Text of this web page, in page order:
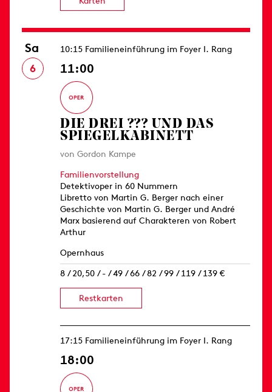
Sa
6
10:15 Familieneinführung im Foyer I. Rang
11:00
DIE DREI ??? UND DAS
SPIEGELKABINETT
von Gordon Kampe
Familienvorstellung
Detektivoper in 60 Nummern
Libretto von Martin G. Berger nach einer
Geschichte von Martin G. Berger und André
Marx basierend auf Charakteren von Robert
Arthur
Opernhaus
8 / 20,50 / - / 49 / 66 / 82 / 99 / 119 / 139 €
Restkarten
17:15 Familieneinführung im Foyer I. Rang
18:00